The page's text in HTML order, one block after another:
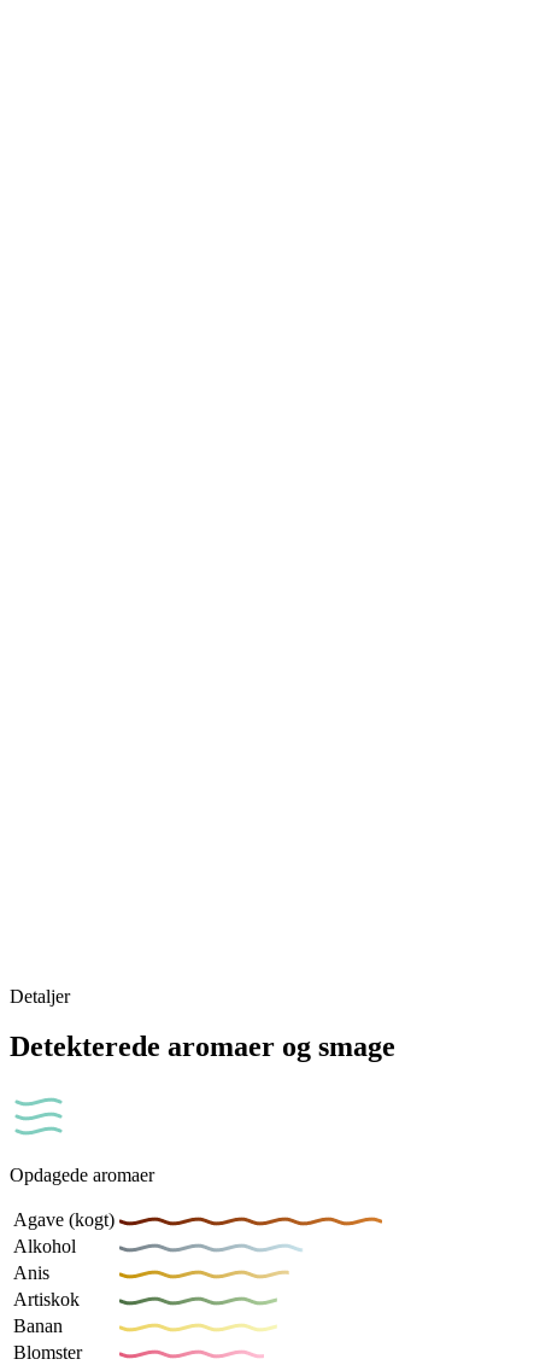
Detaljer
Detekterede aromaer og smage
Opdagede aromaer
Agave (kogt)
Alkohol
Anis
Artiskok
Banan
Blomster